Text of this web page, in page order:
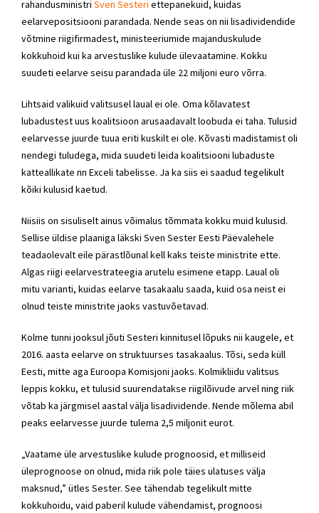
rahandusministri Sven Sesteri ettepanekuid, kuidas
eelarvepositsiooni parandada. Nende seas on nii lisadividendide
võtmine riigifirmadest, ministeeriumide majanduskulude
kokkuhoid kui ka arvestuslike kulude ülevaatamine. Kokku
suudeti eelarve seisu parandada üle 22 miljoni euro võrra.
Lihtsaid valikuid valitsusel laual ei ole. Oma kõlavatest
lubadustest uus koalitsioon arusaadavalt loobuda ei taha. Tulusid
eelarvesse juurde tuua eriti kuskilt ei ole. Kõvasti madistamist oli
nendegi tuludega, mida suudeti leida koalitsiooni lubaduste
katteallikate nn Exceli tabelisse. Ja ka siis ei saadud tegelikult
kõiki kulusid kaetud.
Niisiis on sisuliselt ainus võimalus tõmmata kokku muid kulusid.
Sellise üldise plaaniga läkski Sven Sester Eesti Päevalehele
teadaolevalt eile pärastlõunal kell kaks teiste ministrite ette.
Algas riigi eelarvestrateegia arutelu esimene etapp. Laual oli
mitu varianti, kuidas eelarve tasakaalu saada, kuid osa neist ei
olnud teiste ministrite jaoks vastuvõetavad.
Kolme tunni jooksul jõuti Sesteri kinnitusel lõpuks nii kaugele, et
2016. aasta eelarve on struktuurses tasakaalus. Tõsi, seda küll
Eesti, mitte aga Euroopa Komisjoni jaoks. Kolmikliidu valitsus
leppis kokku, et tulusid suurendatakse riigilõivude arvel ning riik
võtab ka järgmisel aastal välja lisadividende. Nende mõlema abil
peaks eelarvesse juurde tulema 2,5 miljonit eurot.
„Vaatame üle arvestuslike kulude prognoosid, et milliseid
üleprognoose on olnud, mida riik pole täies ulatuses välja
maksnud,” ütles Sester. See tähendab tegelikult mitte
kokkuhoidu, vaid paberil kulude vähendamist, prognoosi